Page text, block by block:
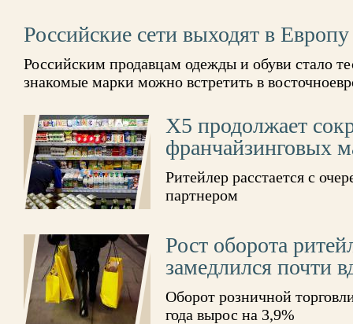
Российские сети выходят в Европу
Российским продавцам одежды и обуви стало
знакомые марки можно встретить в
Х5 продолжает
франчайзинговых
Ритейлер расстается с
партнером
Рост оборота
замедлился почти
Оборот розничной
года вырос на 3,9%